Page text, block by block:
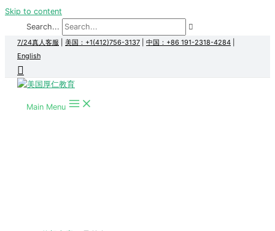
Skip to content
Search...
7/24真人客服 美国：+1(412)756-3137 中国：+86 191-2318-4284
English
Main Menu